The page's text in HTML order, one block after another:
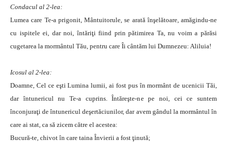
Condacul al 2-lea:
Lumea care Te-a prigonit, Mântuitorule, se arată înşelătoare, amăgindu-ne
cu ispitele ei, dar noi, întăriţi fiind prin pătimirea Ta, nu voim a părăsi
cugetarea la mormântul Tău, pentru care Îi cântăm lui Dumnezeu: Aliluia!
Icosul al 2-lea:
Doamne, Cel ce eşti Lumina lumii, ai fost pus în mormânt de ucenicii Tăi,
dar întunericul nu Te-a cuprins. Întăreşte-ne pe noi, cei ce suntem
înconjuraţi de întunericul deşertăciunilor, dar avem gândul la mormântul în
care ai stat, ca să zicem către el acestea:
Bucură-te, chivot în care taina Învierii a fost ţinută;